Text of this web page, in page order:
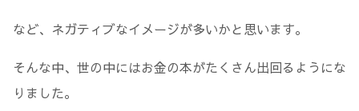
など、ネガティブなイメージが多いかと思います。
そんな中、世の中にはお金の本がたくさん出回るようにな
りました。